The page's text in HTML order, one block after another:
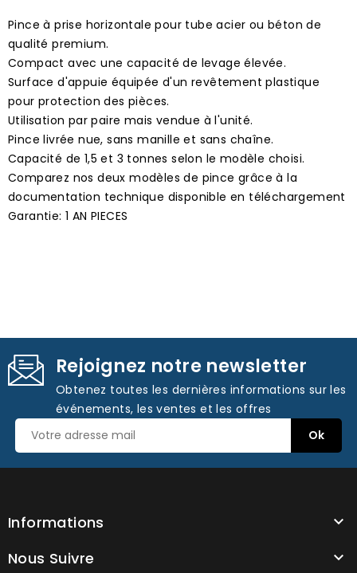
Pince à prise horizontale pour tube acier ou béton de
qualité premium.
Compact avec une capacité de levage élevée.
Surface d'appuie équipée d'un revêtement plastique
pour protection des pièces.
Utilisation par paire mais vendue à l'unité.
Pince livrée nue, sans manille et sans chaîne.
Capacité de 1,5 et 3 tonnes selon le modèle choisi.
Comparez nos deux modèles de pince grâce à la
documentation technique disponible en téléchargement
Garantie: 1 AN PIECES
Rejoignez notre newsletter
Obtenez toutes les dernières informations sur les
événements, les ventes et les offres
Informations 
Nous Suivre 